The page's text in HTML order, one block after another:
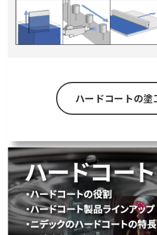
ハードコートの塗